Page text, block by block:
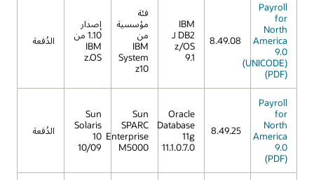
Payroll
for
North
America
9.0
(UNICODE)
(PDF)
8.49.08
IBM
DB2 لـ
z/OS
9.1
فئة
مؤسسية
من
IBM
System
z10
إصدار
1.10 من
IBM
z.OS
الدُفعة
Payroll
for
North
America
9.0
(PDF)
8.49.25
Oracle
Database
11g
11.1.0.7.0
Sun
SPARC
Enterprise
M5000
Sun
Solaris
10
10/09
الدُفعة